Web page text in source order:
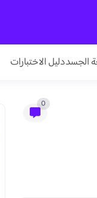
الجسددليل الاختبارات
0